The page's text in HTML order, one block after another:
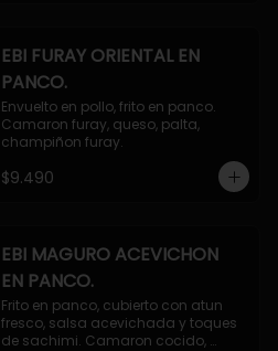
EBI FURAY ORIENTAL EN
PANCO.
Envuelto en pollo, frito en panco.
Camaron furay, queso, palta,
champiñon furay.
$9.490
EBI MAGURO ACEVICHON
EN PANCO.
Frito en panco, cubierto con atun
fresco, salsa acevichada y toques
de sachimi. Camaron cocido,